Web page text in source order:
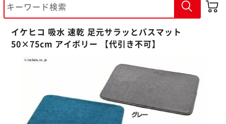
イケヒコ 吸水 速乾 足元サラッとバスマット
50×75cm アイボリー 【代引き不可】
※ご確認ください
カートに入れる